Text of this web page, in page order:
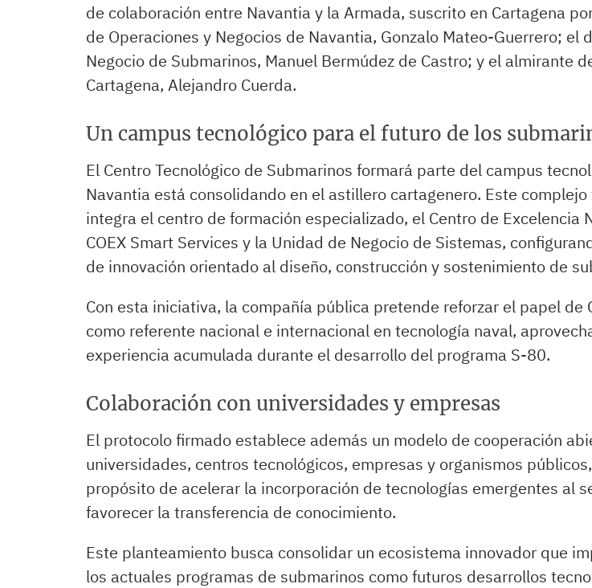
de colaboración entre Navantia y la Armada, suscrito en Cartagena
de Operaciones y Negocios de Navantia, Gonzalo Mateo-Guerrero; el
Negocio de Submarinos, Manuel Bermúdez de Castro; y el almirante
Cartagena, Alejandro Cuerda.
Un campus tecnológico para el futuro de los
El Centro Tecnológico de Submarinos formará parte del campus
Navantia está consolidando en el astillero cartagenero. Este
integra el centro de formación especializado, el Centro de Excelencia
COEX Smart Services y la Unidad de Negocio de Sistemas,
de innovación orientado al diseño, construcción y sostenimiento de
Con esta iniciativa, la compañía pública pretende reforzar el papel de
como referente nacional e internacional en tecnología naval,
experiencia acumulada durante el desarrollo del programa S-80.
Colaboración con universidades y empresas
El protocolo firmado establece además un modelo de cooperación
universidades, centros tecnológicos, empresas y organismos
propósito de acelerar la incorporación de tecnologías emergentes al
favorecer la transferencia de conocimiento.
Este planteamiento busca consolidar un ecosistema innovador que
los actuales programas de submarinos como futuros desarrollos